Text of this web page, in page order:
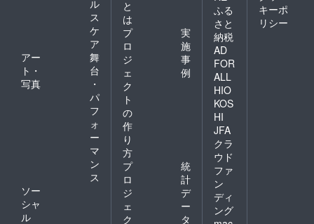
ル
ス
ケ
ア
アー
ト・
写真
舞
台
・
パ
フ
ォ
ー
マ
ン
ス
ソー
シャ
ル
と
は
プ
ロ
ジ
ェ
ク
ト
の
作
り
方
実
施
事
例
プ
ロ
ジ
ェ
ク
統
計
デ
ー
タ
ふる
さと
納税
AD
FOR
ALL
HIO
KOS
HI
JFA
クラ
ウド
ファ
ン
ディ
ング
キーポ
リシー